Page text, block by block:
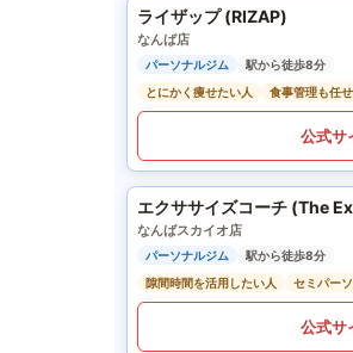
ライザップ (RIZAP)
なんば店
パーソナルジム
駅から徒歩8分
とにかく痩せたい人
食事管理も任
公式サ
エクササイズコーチ (The
なんばスカイオ店
パーソナルジム
駅から徒歩8分
隙間時間を活用したい人
セミパー
公式サ